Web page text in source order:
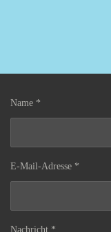
Name *
E-Mail-Adresse *
Nachricht *